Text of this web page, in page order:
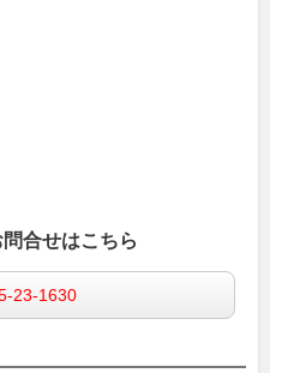
合せはこちら
23-1630